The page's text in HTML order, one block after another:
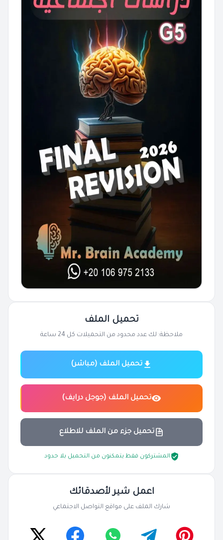
تحميل الملف
ملاحظة: لك عدد محدود من التحميلات كل 24 ساعة
تحميل الملف (مباشر)
تحميل الملف (جوجل درايف)
تحميل جزء من الملف للاطلاع
المشتركون فقط يتمكنون من التحميل بلا حدود
اعمل شير لأصدقائك
شارك الملف على مواقع التواصل الاجتماعي